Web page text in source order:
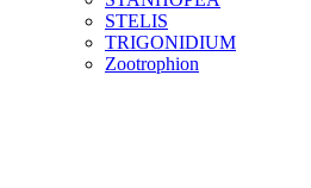
STELIS
TRIGONIDIUM
Zootrophion